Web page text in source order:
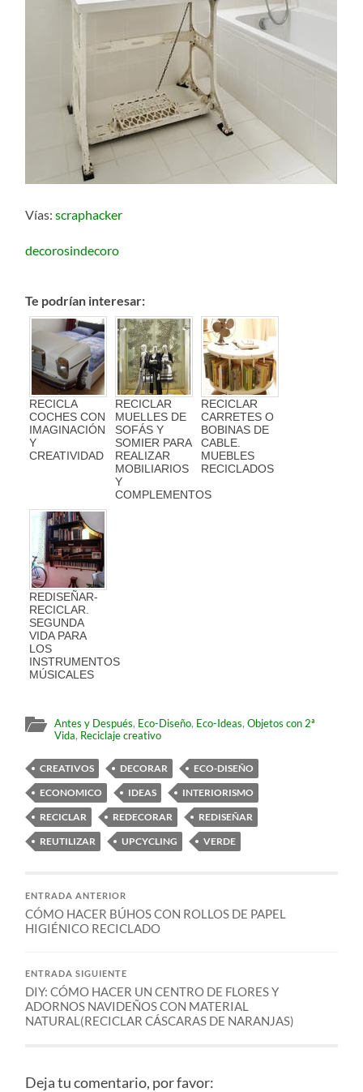
Vías:scraphacker
decorosindecoro
Te podrían interesar:
RECICLA
COCHES CON
IMAGINACIÓN
Y
CREATIVIDAD
RECICLAR
MUELLES DE
SOFÁS Y
SOMIER PARA
REALIZAR
MOBILIARIOS
Y
COMPLEMENTOS
RECICLAR
CARRETES O
BOBINAS DE
CABLE.
MUEBLES
RECICLADOS
REDISEÑAR-
RECICLAR.
SEGUNDA
VIDA PARA
LOS
INSTRUMENTOS
MÚSICALES
Antes y Después, Eco-Diseño, Eco-Ideas,Objetos con 2ª
Vida, Reciclaje creativo
CREATIVOS DECORAR
ECO-DISEÑO
ECONOMICO
IDEAS
INTERIORISMO
RECICLAR
REDECORAR
REDISEÑAR
REUTILIZAR
UPCYCLING VERDE
ENTRADA ANTERIOR
CÓMO HACER BÚHOS CON ROLLOS DE PAPEL
HIGIÉNICO RECICLADO
ENTRADA SIGUIENTE
DIY: CÓMO HACER UN CENTRO DE FLORES Y
ADORNOS NAVIDEÑOS CON MATERIAL
NATURAL(RECICLAR CÁSCARAS DE NARANJAS)
Deja tu comentario, por favor: